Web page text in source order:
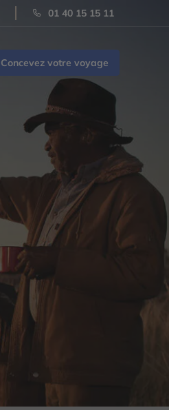
01 40 15 15 11
Concevez votre voyage